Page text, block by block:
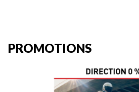
PROMOTIONS